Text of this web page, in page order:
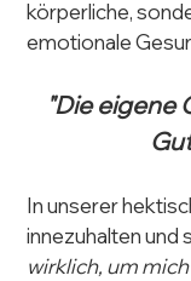
körperliche,
emotionale
"Die eigene
In unserer
innezuhalten und
wirklich, um